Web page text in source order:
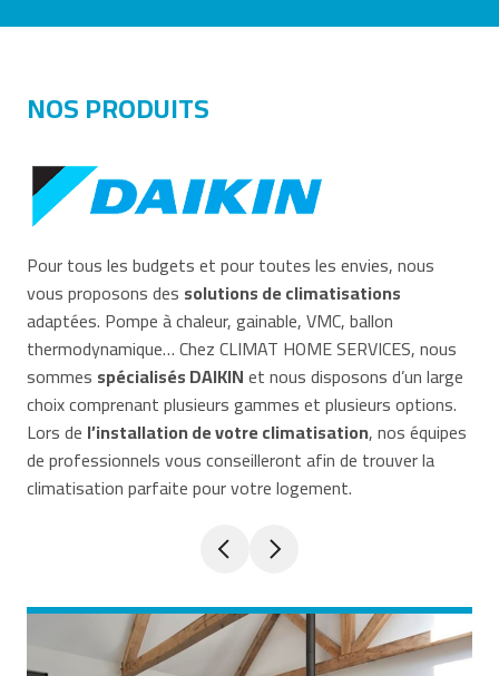
NOS PRODUITS
Pour tous les budgets et pour toutes les envies, nous
vous proposons des solutions de climatisations
adaptées. Pompe à chaleur, gainable, VMC, ballon
thermodynamique… Chez CLIMAT HOME SERVICES, nous
sommes spécialisés DAIKINet nous disposons d’un large
choix comprenant plusieurs gammes et plusieurs options.
Lors de l’installation de votre climatisation, nos équipes
de professionnels vous conseilleront afin de trouver la
climatisation parfaite pour votre logement.